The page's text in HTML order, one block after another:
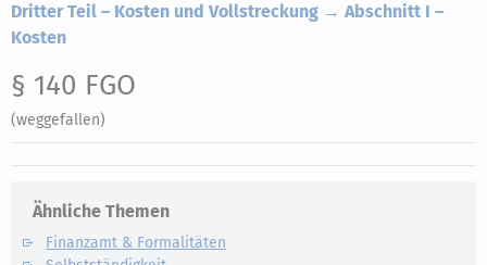
Dritter Teil – Kosten und Vollstreckung → Abschnitt I –
Kosten
§ 140 FGO
(weggefallen)
Ähnliche Themen
Finanzamt & Formalitäten